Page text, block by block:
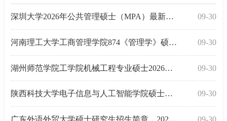
深圳大学2026年公共管理硕士（MPA）最新招生信息 09-30
河南理工大学工商管理学院874《管理学》硕士研究生20 09-30
湖州师范学院工学院机械工程专业硕士2026年考试大纲 09-30
陕西科技大学电子信息与人工智能学院硕士研究生入学考 09-30
广东外语外贸大学硕士研究生招生简章，2026考研新发布 09-30